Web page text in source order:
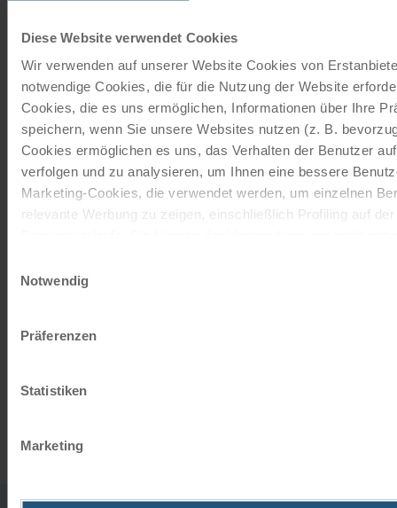
Diese Website verwendet Cookies
Wir verwenden auf unserer Website Cookies von
notwendige Cookies, die für die Nutzung der Website
Cookies, die es uns ermöglichen, Informationen über Ihre
speichern, wenn Sie unsere Websites nutzen (z. B.
Cookies ermöglichen es uns, das Verhalten der Benutzer
verfolgen und zu analysieren, um Ihnen eine bessere
Marketing-Cookies, die verwendet werden, um einzelnen
relevante Werbung zu zeigen, einschließlich Profiling auf
entscheiden, nur notwendige Cookies zu verwenden, indem
Impressum
Notwendig
Präferenzen
Statistiken
Marketing
Give the gift of unforgettable
moments!
With a travel voucher you always have the